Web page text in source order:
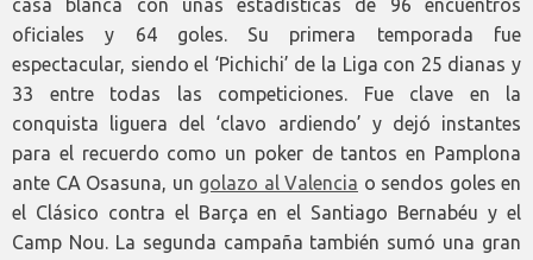
casa blanca con unas estadísticas de 96 encuentros
oficiales y 64 goles. Su primera temporada fue
espectacular, siendo el ‘Pichichi’ de la Liga con 25 dianas y
33 entre todas las competiciones. Fue clave en la
conquista liguera del ‘clavo ardiendo’ y dejó instantes
para el recuerdo como un poker de tantos en Pamplona
ante CA Osasuna, un golazo al Valencia o sendos goles en
el Clásico contra el Barça en el Santiago Bernabéu y el
Camp Nou. La segunda campaña también sumó una gran